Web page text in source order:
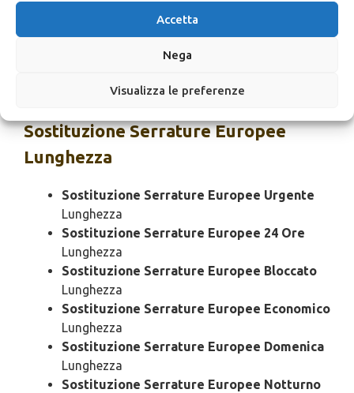
Accetta
Nega
Visualizza le preferenze
Cambio Serrature Europee Prezzo
Cambio Serrature Europee Costo
SostituzioneSerrature Europee
Lunghezza
Sostituzione Serrature Europee Urgente
Lunghezza
Sostituzione Serrature Europee 24 Ore
Lunghezza
Sostituzione Serrature Europee Bloccato
Lunghezza
Sostituzione Serrature Europee Economico
Lunghezza
Sostituzione Serrature Europee Domenica
Lunghezza
Sostituzione Serrature Europee Notturno